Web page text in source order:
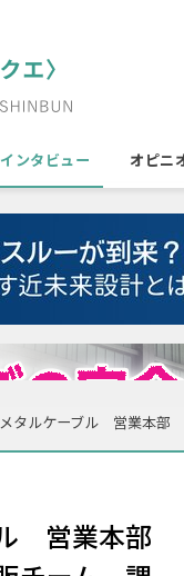
インタビュー オピニ
タルケーブル 営業本
営業本部